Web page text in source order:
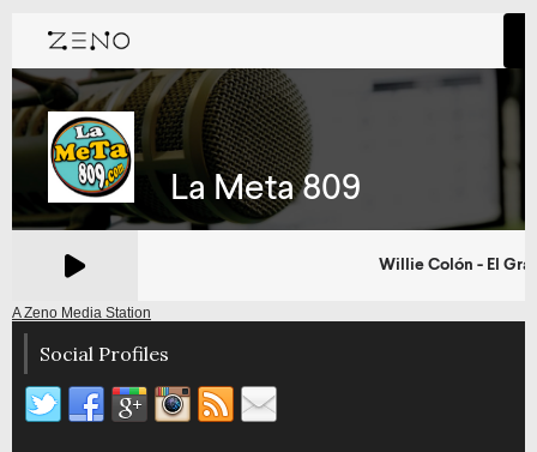
A Zeno Media Station
Social Profiles